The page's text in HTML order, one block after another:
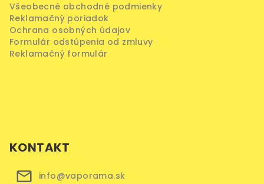
Všeobecné obchodné podmienky
Reklamačný poriadok
Ochrana osobných údajov
Formulár odstúpenia od zmluvy
Reklamačný formulár
KONTAKT
info@vaporama.sk